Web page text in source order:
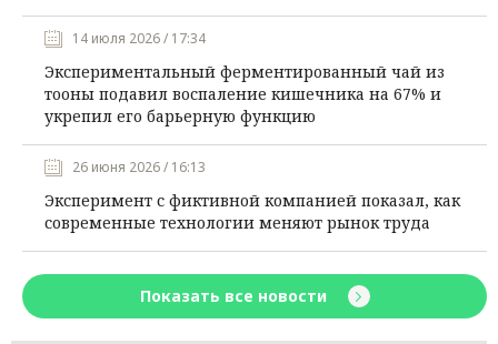
14 июля 2026 / 17:34
Экспериментальный ферментированный чай из
тооны подавил воспаление кишечника на 67% и
укрепил его барьерную функцию
26 июня 2026 / 16:13
Эксперимент с фиктивной компанией показал, как
современные технологии меняют рынок труда
Показать все новости